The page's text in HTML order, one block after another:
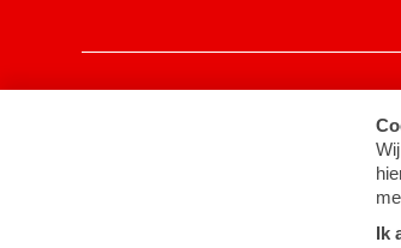
Cookie-instellingen